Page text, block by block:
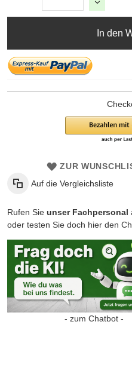
In den
ZUR
Auf die Vergleichsliste
Rufen Sie unser Fachpersonal
oder testen Sie doch hier den
- zum Chatbot -